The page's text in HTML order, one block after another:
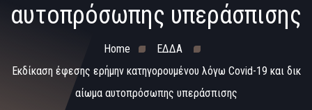
αυτοπρόσωπης υπεράσπισης
Home
ΕΔΔΑ
Εκδίκαση έφεσης ερήμην κατηγορουμένου λόγω Covid-19 και δικ
αίωμα αυτοπρόσωπης υπεράσπισης